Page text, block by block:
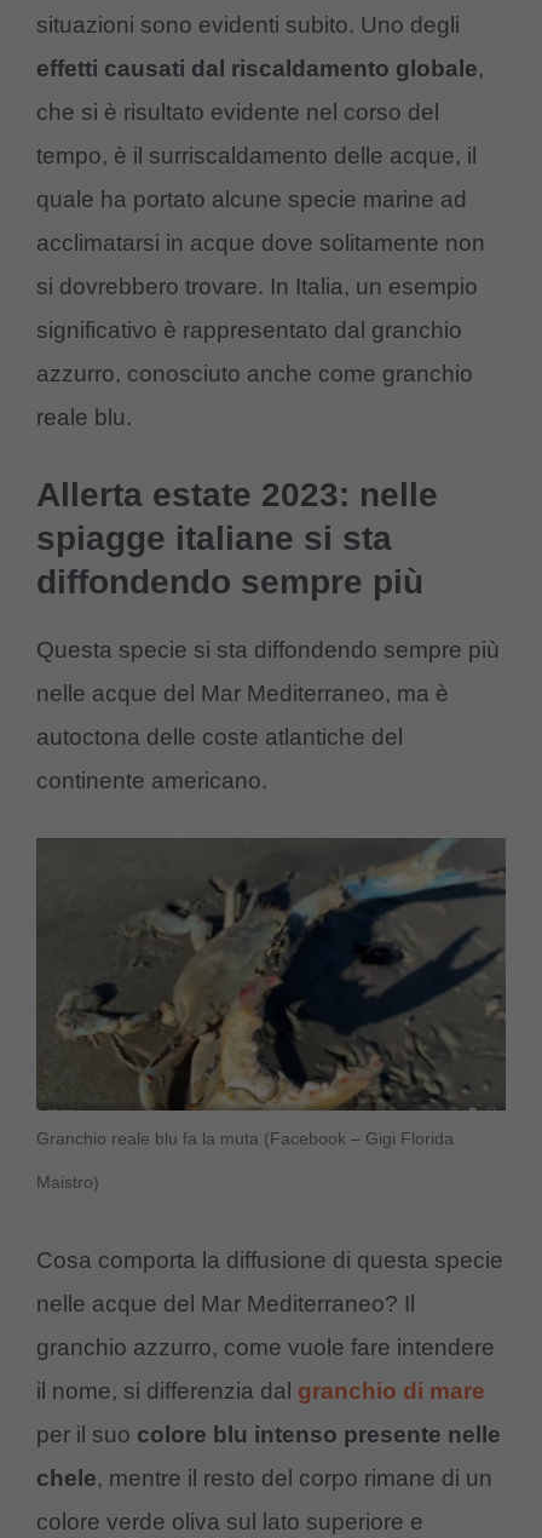
situazioni sono evidenti subito. Uno degli
effetti causati dal riscaldamento globale,
che si è risultato evidente nel corso del
tempo, è il surriscaldamento delle acque, il
quale ha portato alcune specie marine ad
acclimatarsi in acque dove solitamente non
si dovrebbero trovare. In Italia, un esempio
significativo è rappresentato dal granchio
azzurro, conosciuto anche come granchio
reale blu.
Allerta estate 2023: nelle
spiagge italiane si sta
diffondendo sempre più
Questa specie si sta diffondendo sempre più
nelle acque del Mar Mediterraneo, ma è
autoctona delle coste atlantiche del
continente americano.
Granchio reale blu fa la muta (Facebook – Gigi Florida
Maistro)
Cosa comporta la diffusione di questa specie
nelle acque del Mar Mediterraneo? Il
granchio azzurro, come vuole fare intendere
il nome, si differenzia dal granchio di mare
per il suo colore blu intenso presente nelle
chele, mentre il resto del corpo rimane di un
colore verde oliva sul lato superiore e